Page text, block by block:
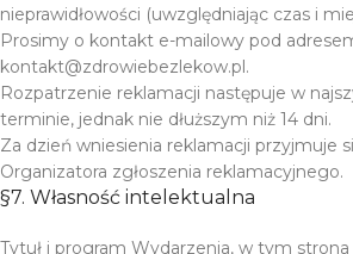
nieprawidłowości (uwzględniając czas i
Prosimy o kontakt e-mailowy pod
kontakt@zdrowiebezlekow.pl.
Rozpatrzenie reklamacji następuje w
terminie, jednak nie dłuższym niż 14 dni.
Za dzień wniesienia reklamacji przyjmuje
Organizatora zgłoszenia reklamacyjnego.
§7. Własność intelektualna
Tytuł i program Wydarzenia, w tym strona